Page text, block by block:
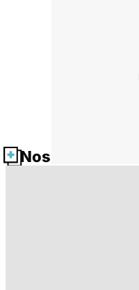
Nos fiches santé